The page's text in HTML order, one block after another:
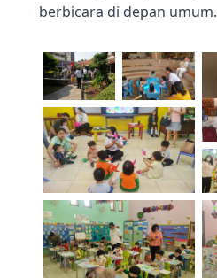
berbicara di depan umum.